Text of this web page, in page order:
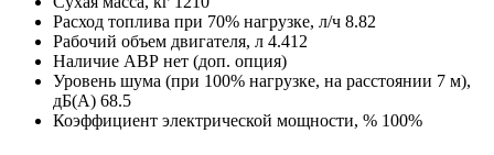
Расход топлива при 70% нагрузке, л/ч 8.82
Рабочий объем двигателя, л 4.412
Наличие АВР нет (доп. опция)
Уровень шума (при 100% нагрузке, на расстоянии 7 м),
дБ(А) 68.5
Коэффициент электрической мощности, % 100%